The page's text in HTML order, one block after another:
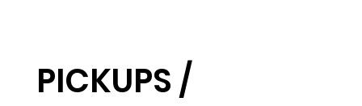
PICKUPS /